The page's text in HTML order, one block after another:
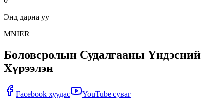
Энд дарна уу
MNIER
Боловсролын Судалгааны Үндэсний
Хүрээлэн
Facebook хуудас YouTube суваг